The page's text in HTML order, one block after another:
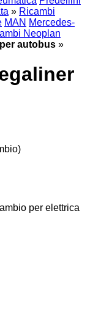
» Ricambi
MAN Mercedes-
Neoplan
autobus »
per elettrica